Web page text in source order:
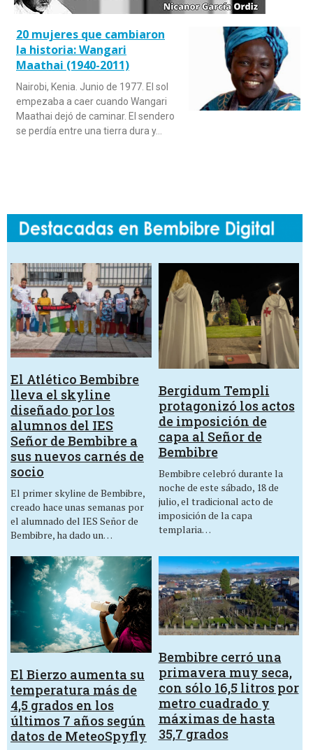
20 mujeres que cambiaron
la historia: Wangari
Maathai (1940-2011)
Nairobi, Kenia. Junio de 1977. El sol
empezaba a caer cuando Wangari
Maathai dejó de caminar. El sendero
se perdía entre una tierra dura y…
El Atlético Bembibre
lleva el skyline
diseñado por los
alumnos del IES
Señor de Bembibre a
sus nuevos carnés de
socio
El primer skyline de Bembibre,
creado hace unas semanas por
el alumnado del IES Señor de
Bembibre, ha dado un…
Bergidum Templi
protagonizó los actos
de imposición de
capa al Señor de
Bembibre
Bembibre celebró durante la
noche de este sábado, 18 de
julio, el tradicional acto de
imposición de la capa
templaria…
El Bierzo aumenta su
temperatura más de
4,5 grados en los
últimos 7 años según
datos de MeteoSpyfly
Bembibre cerró una
primavera muy seca,
con sólo 16,5 litros por
metro cuadrado y
máximas de hasta
35,7 grados